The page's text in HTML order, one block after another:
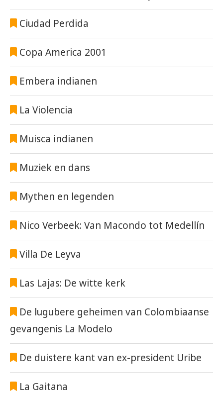
Ciudad Perdida
Copa America 2001
Embera indianen
La Violencia
Muisca indianen
Muziek en dans
Mythen en legenden
Nico Verbeek: Van Macondo tot Medellín
Villa De Leyva
Las Lajas: De witte kerk
De lugubere geheimen van Colombiaanse
gevangenis La Modelo
De duistere kant van ex-president Uribe
La Gaitana